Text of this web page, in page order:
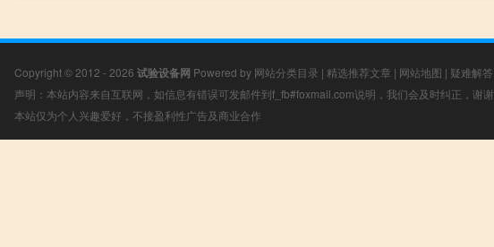
Copyright © 2012 - 2026 试验设备网 Powered by 网站分类目录 | 精选推荐文章 | 网站地图 | 疑难解答
声明：本站内容来自互联网，如信息有错误可发邮件到f_fb#foxmail.com说明，我们会及时纠正，谢谢
本站仅为个人兴趣爱好，不接盈利性广告及商业合作